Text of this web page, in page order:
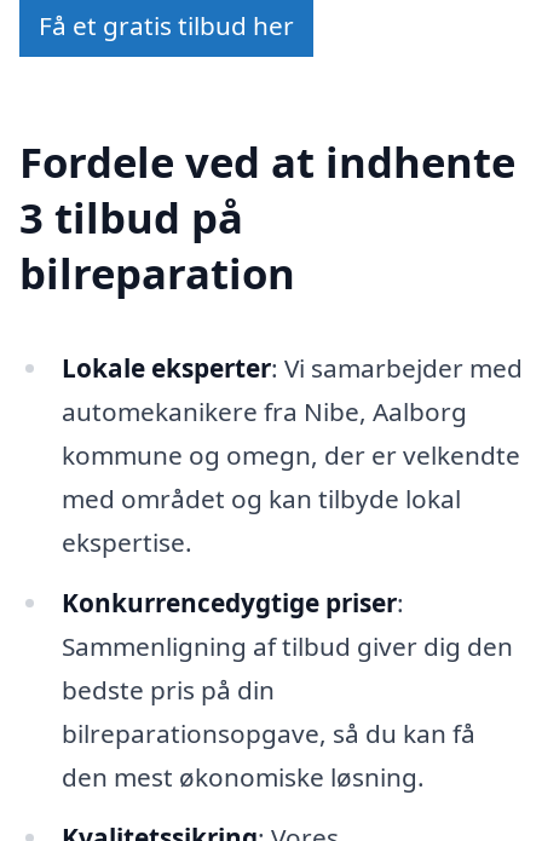
Få et gratis tilbud her
Fordele ved at indhente
3 tilbud på
bilreparation
Lokale eksperter: Vi samarbejder med
automekanikere fra Nibe, Aalborg
kommune og omegn, der er velkendte
med området og kan tilbyde lokal
ekspertise.
Konkurrencedygtige priser:
Sammenligning af tilbud giver dig den
bedste pris på din
bilreparationsopgave, så du kan få
den mest økonomiske løsning.